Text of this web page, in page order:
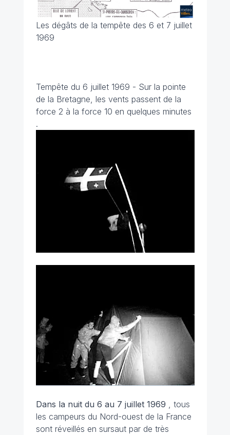
Les dégâts de la tempête des 6 et 7 juillet
1969
Tempête du 6 juillet 1969 - Sur la pointe
de la Bretagne, les vents passent de la
force 2 à la force 10 en quelques minutes
.
Dans la nuit du 6 au 7 juillet 1969 , tous
les campeurs du Nord-ouest de la France
sont réveillés en sursaut par de très